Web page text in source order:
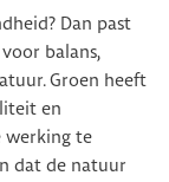
Dan past
balans,
Groen heeft
en
werking te
dat de natuur